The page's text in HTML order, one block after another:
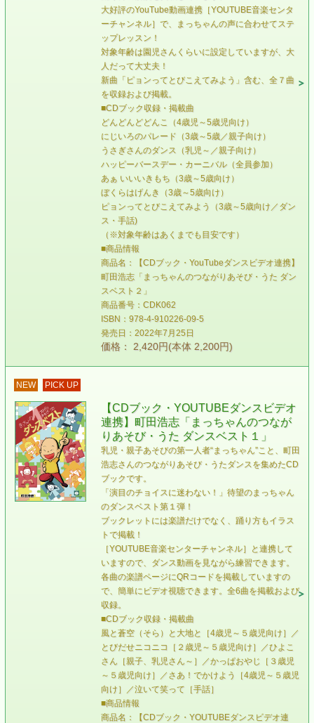
大好評のYouTube動画連携［YOUTUBE音楽センタ
ーチャンネル］で、まっちゃんの声に合わせてステ
ップレッスン！
対象年齢は園児さんくらいに設定していますが、大
人だって大丈夫！
新曲「ピョンってとびこえてみよう」含む、全７曲
を収録および掲載。
■CDブック収録・掲載曲
どんどんどどんこ（4歳児～5歳児向け）
にじいろのパレード（3歳～5歳／親子向け）
うさぎさんのダンス（乳児～／親子向け）
ハッピーバースデー・カーニバル（全員参加）
あぁ いいいきもち（3歳～5歳向け）
ぼくらはげんき（3歳～5歳向け）
ピョンってとびこえてみよう（3歳～5歳向け／ダン
ス・手話)
（※対象年齢はあくまでも目安です）
■商品情報
商品名：【CDブック・YouTubeダンスビデオ連携】
町田浩志「まっちゃんのつながりあそび・うた ダン
スベスト２」
商品番号：CDK062
ISBN：978-4-910226-09-5
発売日：2022年7月25日
価格： 2,420円(本体 2,200円)
NEW PICK UP
【CDブック・YOUTUBEダンスビデオ
連携】町田浩志「まっちゃんのつなが
りあそび・うた ダンスベスト１」
乳児・親子あそびの第一人者“まっちゃん”こと、町田
浩志さんのつながりあそび・うたダンスを集めたCD
ブックです。
「演目のチョイスに迷わない！」待望のまっちゃん
のダンスベスト第１弾！
ブックレットには楽譜だけでなく、踊り方もイラス
トで掲載！
［YOUTUBE音楽センターチャンネル］と連携して
いますので、ダンス動画を見ながら練習できます。
各曲の楽譜ページにQRコードを掲載していますの
で、簡単にビデオ視聴できます。全6曲を掲載および
収録。
■CDブック収録・掲載曲
風と蒼空（そら）と大地と［4歳児～５歳児向け］／
とびだせニコニコ［２歳児～５歳児向け］／ひよこ
さん［親子、乳児さん～］／かっぱおやじ［３歳児
～５歳児向け］／さあ！でかけよう［4歳児～５歳児
向け］／泣いて笑って［手話］
■商品情報
商品名：【CDブック・YOUTUBEダンスビデオ連